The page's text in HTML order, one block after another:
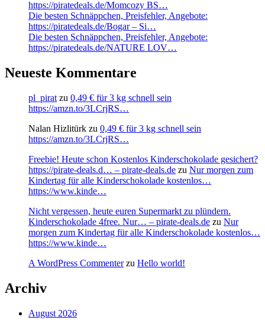
https://piratedeals.de/Momcozy BS…
Die besten Schnäppchen, Preisfehler, Angebote:
https://piratedeals.de/Bogar – Si…
Die besten Schnäppchen, Preisfehler, Angebote:
https://piratedeals.de/NATURE LOV…
Neueste Kommentare
pl_pirat zu 0,49 € für 3 kg schnell sein
https://amzn.to/3LCrjRS…
Nalan Hizlitürk zu 0,49 € für 3 kg schnell sein
https://amzn.to/3LCrjRS…
Freebie! Heute schon Kostenlos Kinderschokolade gesichert?
https://pirate-deals.d… – pirate-deals.de zu Nur morgen zum
Kindertag für alle Kinderschokolade kostenlos…
https://www.kinde…
Nicht vergessen, heute euren Supermarkt zu plündern.
Kinderschokolade 4free. Nur… – pirate-deals.de zu Nur
morgen zum Kindertag für alle Kinderschokolade kostenlos…
https://www.kinde…
A WordPress Commenterzu Hello world!
Archiv
August 2026